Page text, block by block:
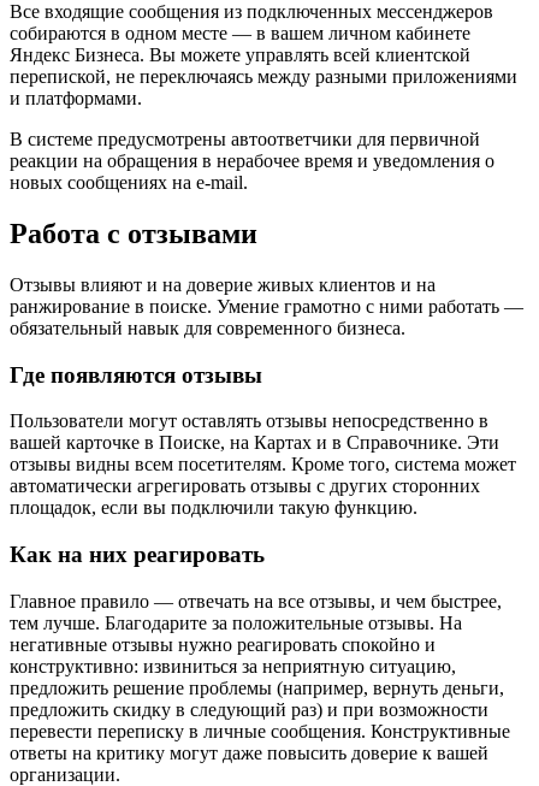
Все входящие сообщения из подключенных мессенджеров
собираются в одном месте — в вашем личном кабинете
Яндекс Бизнеса. Вы можете управлять всей клиентской
перепиской, не переключаясь между разными приложениями
и платформами.
В системе предусмотрены автоответчики для первичной
реакции на обращения в нерабочее время и уведомления о
новых сообщениях на e-mail.
Работа с отзывами
Отзывы влияют и на доверие живых клиентов и на
ранжирование в поиске. Умение грамотно с ними работать —
обязательный навык для современного бизнеса.
Где появляются отзывы
Пользователи могут оставлять отзывы непосредственно в
вашей карточке в Поиске, на Картах и в Справочнике. Эти
отзывы видны всем посетителям. Кроме того, система может
автоматически агрегировать отзывы с других сторонних
площадок, если вы подключили такую функцию.
Как на них реагировать
Главное правило — отвечать на все отзывы, и чем быстрее,
тем лучше. Благодарите за положительные отзывы. На
негативные отзывы нужно реагировать спокойно и
конструктивно: извиниться за неприятную ситуацию,
предложить решение проблемы (например, вернуть деньги,
предложить скидку в следующий раз) и при возможности
перевести переписку в личные сообщения. Конструктивные
ответы на критику могут даже повысить доверие к вашей
организации.